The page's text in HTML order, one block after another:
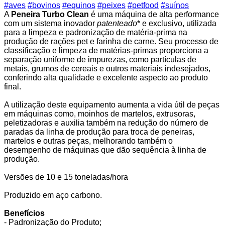
#aves #bovinos #equinos #peixes #petfood #suínos
A Peneira Turbo Clean é uma máquina de alta performance
com um sistema inovador patenteado* e exclusivo, utilizada
para a limpeza e padronização de matéria-prima na
produção de rações pet e farinha de carne. Seu processo de
classificação e limpeza de matérias-primas proporciona a
separação uniforme de impurezas, como partículas de
metais, grumos de cereais e outros materiais indesejados,
conferindo alta qualidade e excelente aspecto ao produto
final.
A utilização deste equipamento aumenta a vida útil de peças
em máquinas como, moinhos de martelos, extrusoras,
peletizadoras e auxilia também na redução do número de
paradas da linha de produção para troca de peneiras,
martelos e outras peças, melhorando também o
desempenho de máquinas que dão sequência à linha de
produção.
Versões de 10 e 15 toneladas/hora
Produzido em aço carbono.
Benefícios
- Padronização do Produto;